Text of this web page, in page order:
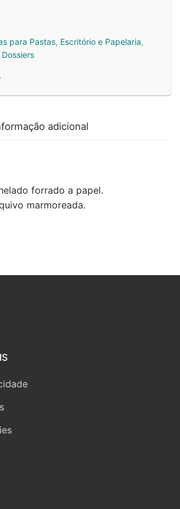
para Pastas, Escritório e Papelaria,
adicional
forrado a papel.
marmoreada.